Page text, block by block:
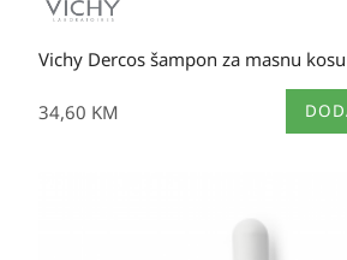
Vichy Dercos šampon za masnu
34,60 KM